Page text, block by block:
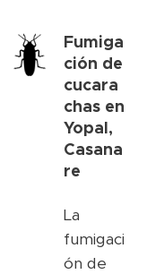
Fumiga
ción de
cucara
chas en
Yopal,
Casana
re
La
fumigaci
ón de